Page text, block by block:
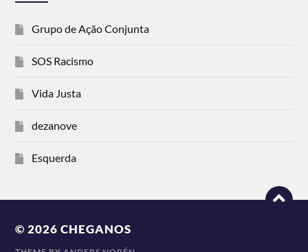
Grupo de Ação Conjunta
SOS Racismo
Vida Justa
dezanove
Esquerda
© 2026CHEGANOS